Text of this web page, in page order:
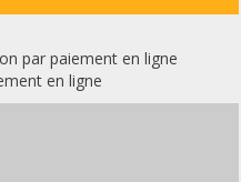
par paiement en ligne
en ligne